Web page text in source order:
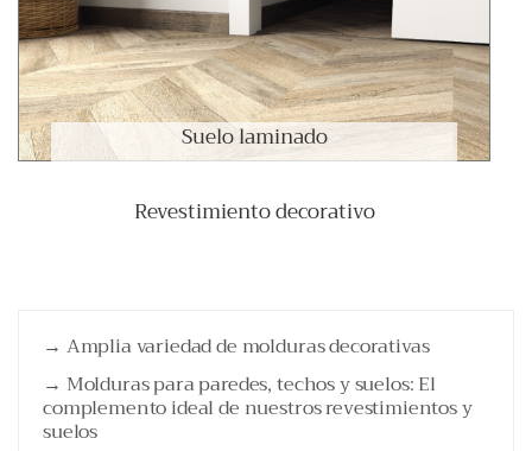
Suelo laminado
Revestimiento decorativo
→ Amplia variedad de molduras decorativas
→ Molduras para paredes, techos y suelos: El
complemento ideal de nuestros revestimientos y
suelos